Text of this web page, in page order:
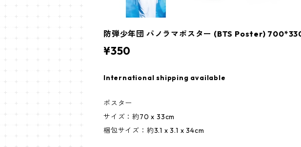
防弾少年団 パノラマポスター (BTS Poster)
¥350
International shipping available
ポスター
サイズ：約70 x 33cm
梱包サイズ：約3.1 x 3.1 x 34cm